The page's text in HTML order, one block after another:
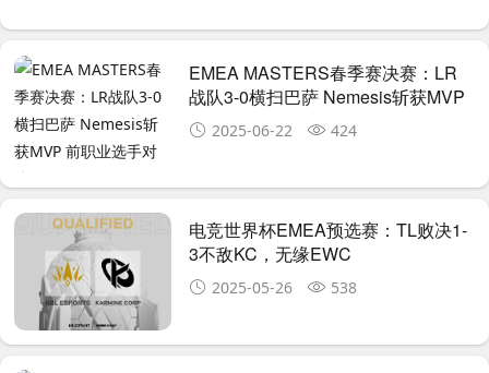
EMEA MASTERS春季赛决赛：LR
战队3-0横扫巴萨 Nemesis斩获MVP
前职业选手对决
2025-06-22 424
电竞世界杯EMEA预选赛：TL败决1-
3不敌KC，无缘EWC
2025-05-26 538